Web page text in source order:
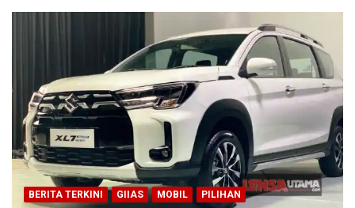
BERITA TERKINI GIIAS MOBIL PILIHAN